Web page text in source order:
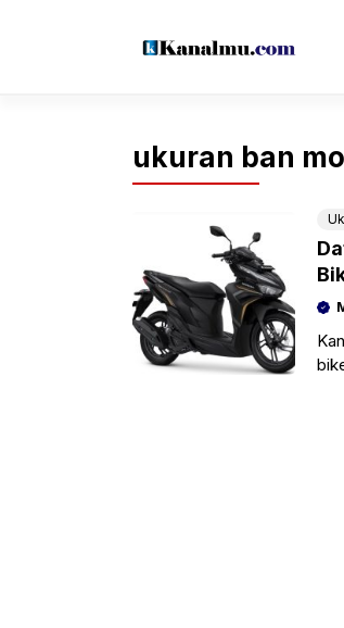
ukuran ban